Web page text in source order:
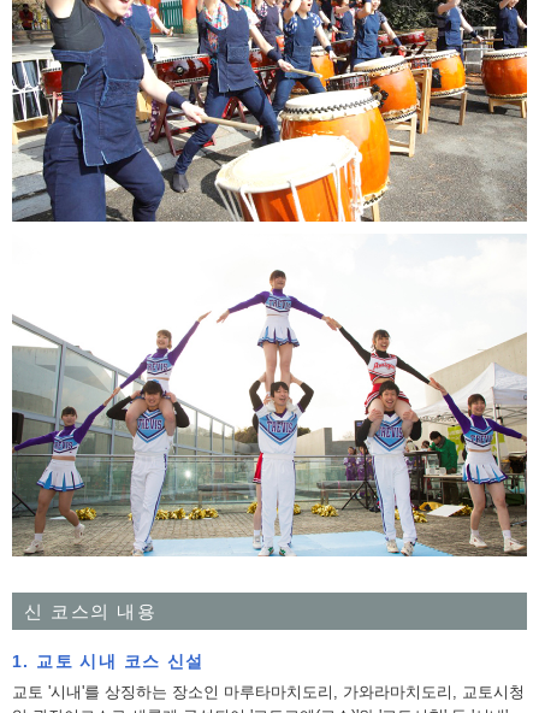
신 코스의 내용
1. 교토 시내 코스 신설
교토 '시내'를 상징하는 장소인 마루타마치도리, 가와라마치도리, 교토시청